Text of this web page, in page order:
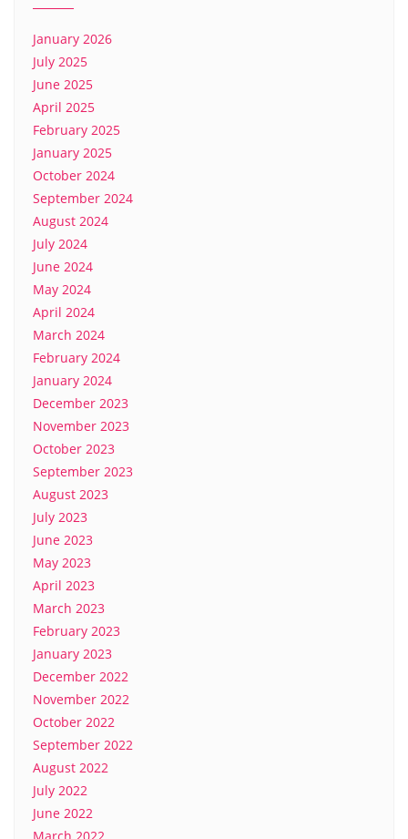
January 2026
July 2025
June 2025
April 2025
February 2025
January 2025
October 2024
September 2024
August 2024
July 2024
June 2024
May 2024
April 2024
March 2024
February 2024
January 2024
December 2023
November 2023
October 2023
September 2023
August 2023
July 2023
June 2023
May 2023
April 2023
March 2023
February 2023
January 2023
December 2022
November 2022
October 2022
September 2022
August 2022
July 2022
June 2022